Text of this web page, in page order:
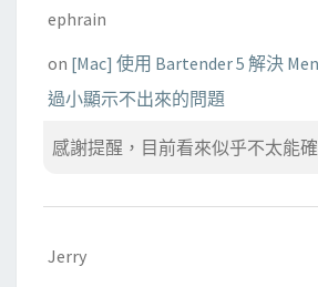
ephrain
on [Mac] 使用 Bartender 5 解決
過小顯示不出來的問題
感謝提醒，目前看來似乎不太能
Jerry